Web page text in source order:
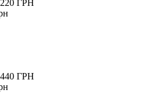
ГРН
ГРН